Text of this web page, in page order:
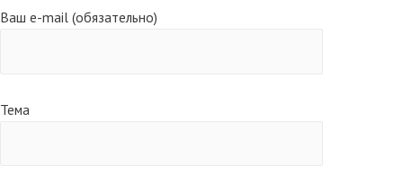
Ваш e-mail (обязательно)
Тема